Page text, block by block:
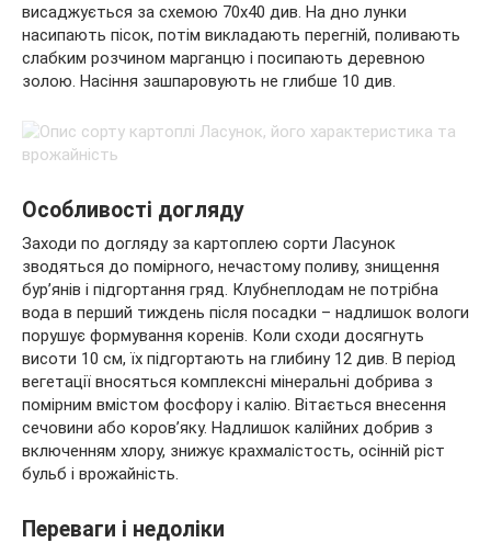
висаджується за схемою 70х40 див. На дно лунки
насипають пісок, потім викладають перегній, поливають
слабким розчином марганцю і посипають деревною
золою. Насіння зашпаровують не глибше 10 див.
Особливості догляду
Заходи по догляду за картоплею сорти Ласунок
зводяться до помірного, нечастому поливу, знищення
бур’янів і підгортання гряд. Клубнеплодам не потрібна
вода в перший тиждень після посадки – надлишок вологи
порушує формування коренів. Коли сходи досягнуть
висоти 10 см, їх підгортають на глибину 12 див. В період
вегетації вносяться комплексні мінеральні добрива з
помірним вмістом фосфору і калію. Вітається внесення
сечовини або коров’яку. Надлишок калійних добрив з
включенням хлору, знижує крахмалістость, осінній ріст
бульб і врожайність.
Переваги і недоліки